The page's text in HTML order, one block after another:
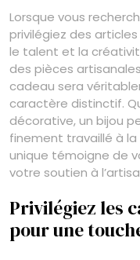
Lorsque vous
privilégiez des
le talent et la
des pièces
cadeau sera
caractère distinctif.
décorative, un bijou
finement travaillé à
unique témoigne de
votre soutien à
Privilégiez les
pour une